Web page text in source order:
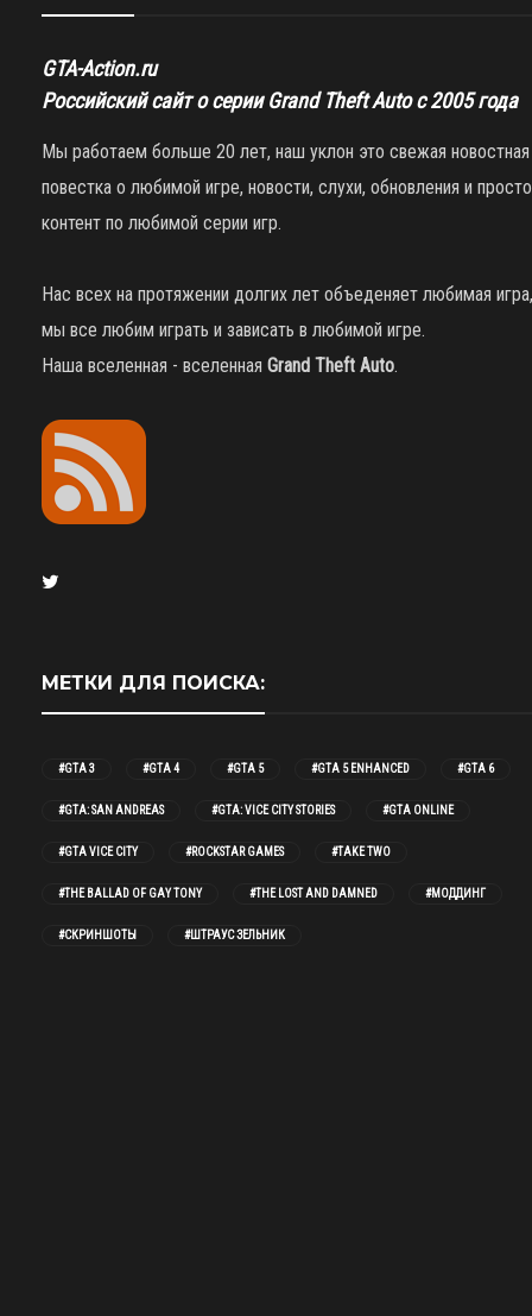
GTA-Action.ru
Российский сайт о серии Grand Theft Auto с 2005 года
Мы работаем больше 20 лет, наш уклон это свежая новостная
повестка о любимой игре, новости, слухи, обновления и просто
контент по любимой серии игр.
Нас всех на протяжении долгих лет объеденяет любимая игра,
мы все любим играть и зависать в любимой игре.
Наша вселенная - вселенная Grand Theft Auto.
МЕТКИ ДЛЯ ПОИСКА:
#GTA 3 #GTA 4 #GTA 5 #GTA 5 ENHANCED #GTA 6
#GTA: SAN ANDREAS #GTA: VICE CITY STORIES #GTA ONLINE
#GTA VICE CITY #ROCKSTAR GAMES #TAKE TWO
#THE BALLAD OF GAY TONY #THE LOST AND DAMNED #МОДДИНГ
#СКРИНШОТЫ #ШТРАУС ЗЕЛЬНИК